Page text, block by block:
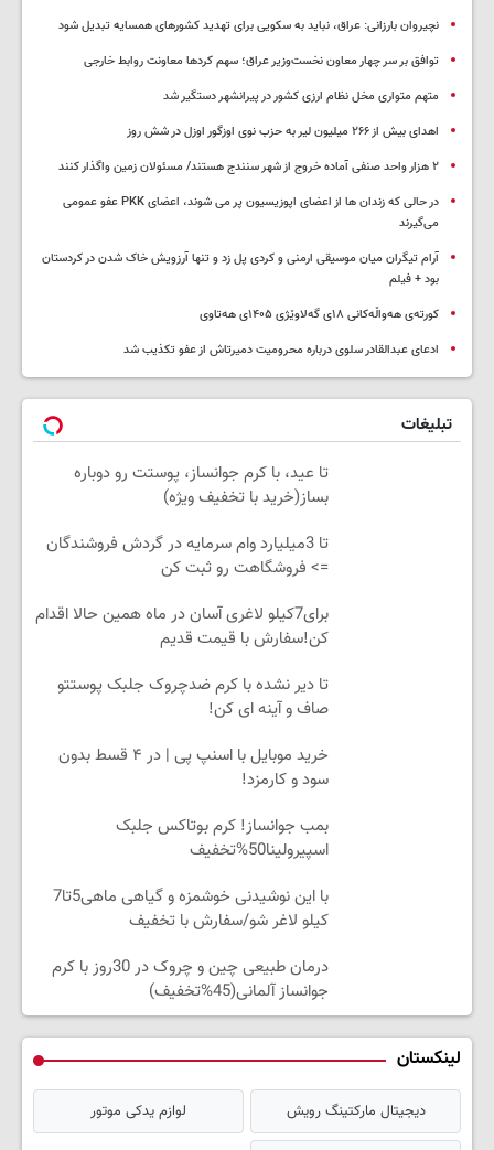
نچیروان بارزانی: عراق، نباید به سکویی برای تهدید کشورهای همسایه تبدیل شود
توافق بر سر چهار معاون نخست‌وزیر عراق؛ سهم کردها معاونت روابط خارجی
متهم متواری مخل نظام ارزی کشور در پیرانشهر دستگیر شد
اهدای بیش از ۲۶۶ میلیون لیر به حزب نوی اوزگور اوزل در شش روز
۲ هزار واحد صنفی آماده خروج از شهر سنندج هستند/ مسئولان زمین واگذار کنند
در حالی که زندان ها از اعضای اپوزیسیون پر می شوند، اعضای PKK عفو عمومی
می‌گیرند
آرام تیگران میان موسیقی ارمنی و کردی پل زد و تنها آرزویش خاک شدن در کردستان
بود + فیلم
کورتەی هەواڵەکانی ۱۸ی گەلاوێژی ۱۴۰۵ی هەتاوی
ادعای عبدالقادر سلوی درباره محرومیت دمیرتاش از عفو تکذیب شد
تبلیغات
تا عید، با کرم جوانساز، پوستت رو دوباره
بساز(خرید با تخفیف ویژه)
تا 3میلیارد وام سرمایه در گردش فروشندگان
=> فروشگاهت رو ثبت کن
برای7کیلو لاغری آسان در ماه همین حالا اقدام
کن!سفارش با قیمت قدیم
تا دیر نشده با کرم ضدچروک جلبک پوستتو
صاف و آینه ای کن!
خرید موبایل با اسنپ پی | در ۴ قسط بدون
سود و کارمزد!
بمب جوانساز! کرم بوتاکس جلبک
اسپیرولینا50%تخفیف
با این نوشیدنی خوشمزه و گیاهی ماهی5تا7
کیلو لاغر شو/سفارش با تخفیف
درمان طبیعی چین و چروک در 30روز با کرم
جوانساز آلمانی(45%تخفیف)
لینکستان
دیجیتال مارکتینگ رویش لوازم یدکی موتور